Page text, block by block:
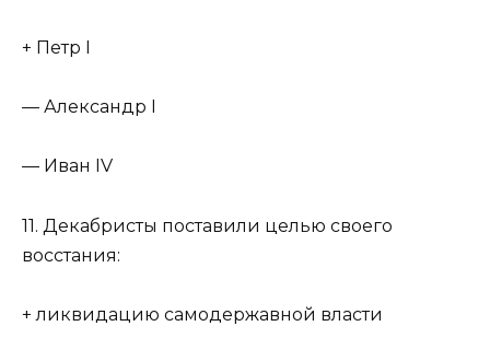
+ Петр I
— Александр I
— Иван IV
11. Декабристы поставили целью своего
восстания:
+ ликвидацию самодержавной власти